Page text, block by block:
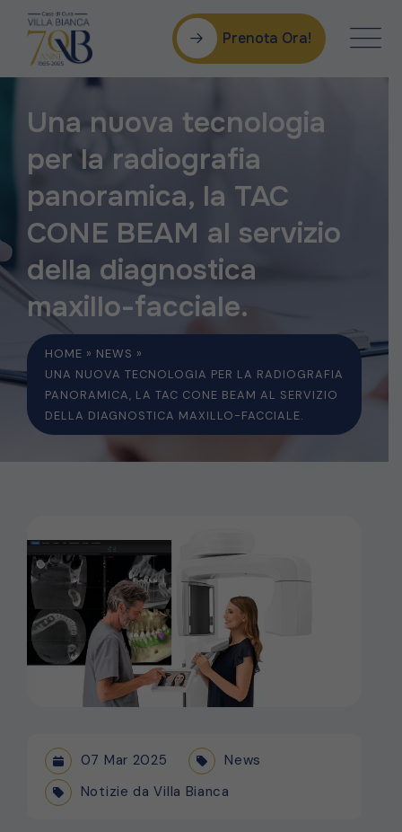
Prenota Ora!
Una nuova tecnologia
per la radiografia
panoramica, la TAC
CONE BEAM al servizio
della diagnostica
maxillo-facciale.
HOME » NEWS »
UNA NUOVA TECNOLOGIA PER LA RADIOGRAFIA
PANORAMICA, LA TAC CONE BEAM AL SERVIZIO
DELLA DIAGNOSTICA MAXILLO-FACCIALE.
07 Mar 2025
News
Notizie da Villa Bianca